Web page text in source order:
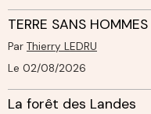
TERRE SANS
Par Thierry LEDRU
Le 02/08/2026
La forêt des Landes